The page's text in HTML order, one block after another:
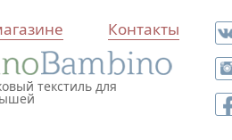
текстиль для
Контакты